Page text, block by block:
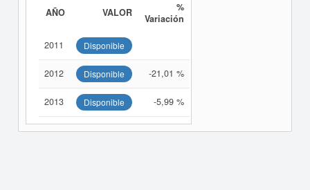
AÑO VALOR
%
Variación
2011 Disponible
2012 Disponible -21,01 %
2013 Disponible -5,99 %